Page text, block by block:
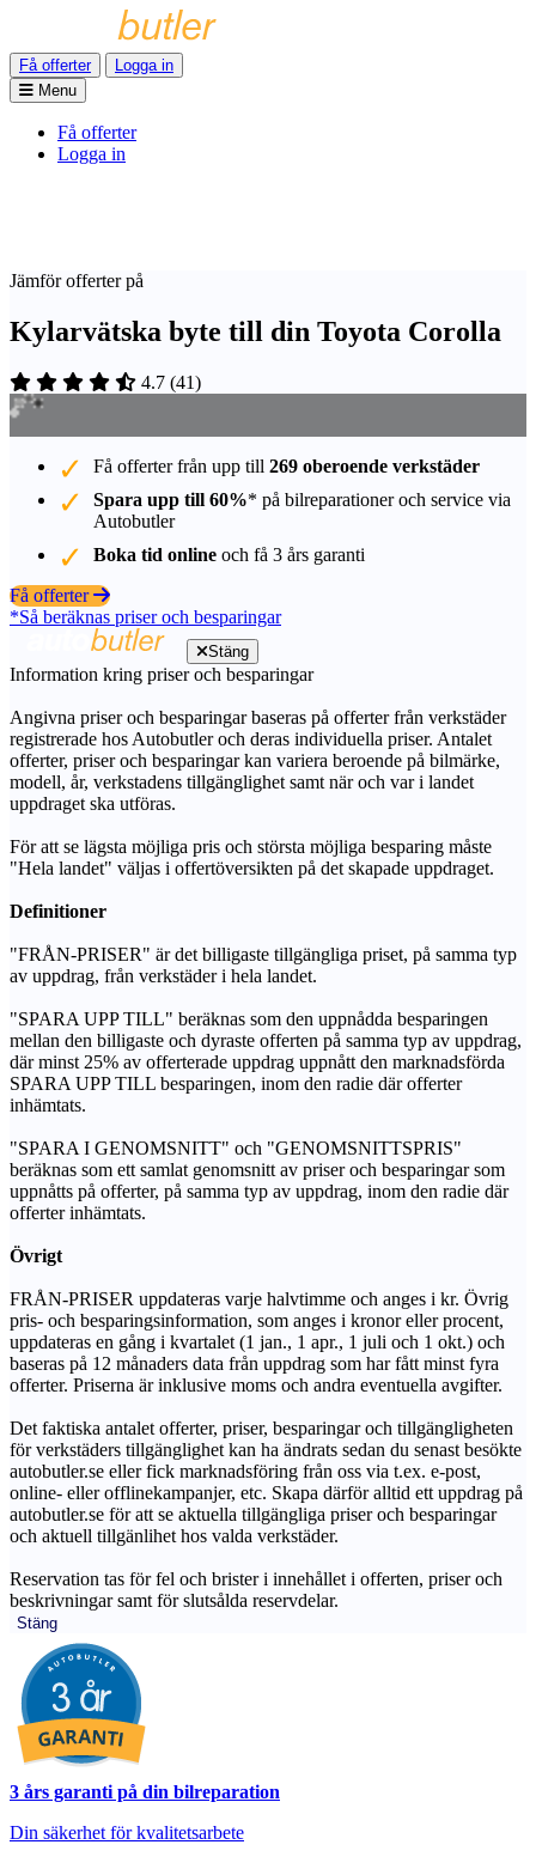
Få offerter
Logga in
Menu
Få offerter
Logga in
Jämför offerter på
Kylarvätska byte till din Toyota Corolla
4.7 (41)
Få offerter från upp till 269 oberoende verkstäder
Spara upp till 60%* på bilreparationer och service via
Autobutler
Boka tid online och få 3 års garanti
Få offerter
*Så beräknas priser och besparingar
Stäng
Information kring priser och besparingar
Angivna priser och besparingar baseras på offerter från verkstäder
registrerade hos Autobutler och deras individuella priser. Antalet
offerter, priser och besparingar kan variera beroende på bilmärke,
modell, år, verkstadens tillgänglighet samt när och var i landet
uppdraget ska utföras.
För att se lägsta möjliga pris och största möjliga besparing måste
"Hela landet" väljas i offertöversikten på det skapade uppdraget.
Definitioner
"FRÅN-PRISER" är det billigaste tillgängliga priset, på samma typ
av uppdrag, från verkstäder i hela landet.
"SPARA UPP TILL" beräknas som den uppnådda besparingen
mellan den billigaste och dyraste offerten på samma typ av uppdrag,
där minst 25% av offerterade uppdrag uppnått den marknadsförda
SPARA UPP TILL besparingen, inom den radie där offerter
inhämtats.
"SPARA I GENOMSNITT" och "GENOMSNITTSPRIS"
beräknas som ett samlat genomsnitt av priser och besparingar som
uppnåtts på offerter, på samma typ av uppdrag, inom den radie där
offerter inhämtats.
Övrigt
FRÅN-PRISER uppdateras varje halvtimme och anges i kr. Övrig
pris- och besparingsinformation, som anges i kronor eller procent,
uppdateras en gång i kvartalet (1 jan., 1 apr., 1 juli och 1 okt.) och
baseras på 12 månaders data från uppdrag som har fått minst fyra
offerter. Priserna är inklusive moms och andra eventuella avgifter.
Det faktiska antalet offerter, priser, besparingar och tillgängligheten
för verkstäders tillgänglighet kan ha ändrats sedan du senast besökte
autobutler.se eller fick marknadsföring från oss via t.ex. e-post,
online- eller offlinekampanjer, etc. Skapa därför alltid ett uppdrag på
autobutler.se för att se aktuella tillgängliga priser och besparingar
och aktuell tillgänlihet hos valda verkstäder.
Reservation tas för fel och brister i innehållet i offerten, priser och
beskrivningar samt för slutsålda reservdelar.
Stäng
3 års garanti på din bilreparation
Din säkerhet för kvalitetsarbete